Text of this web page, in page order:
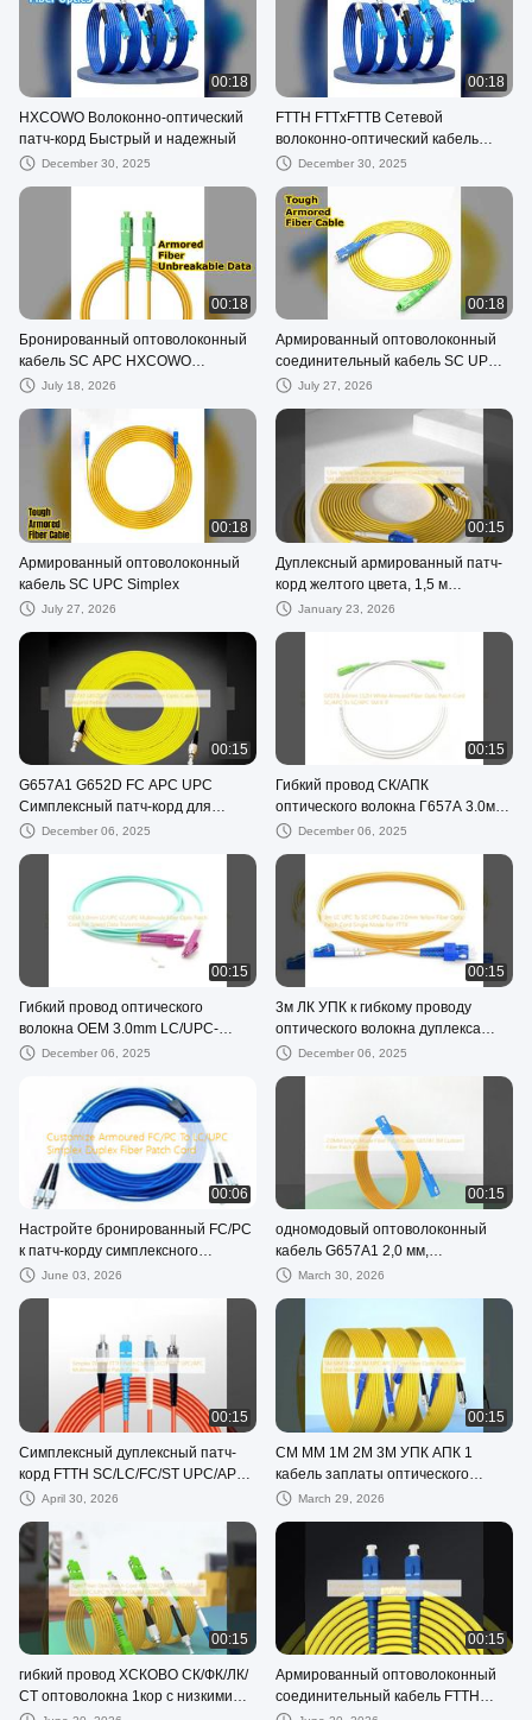
00:18
HXCOWO Волоконно-оптический
патч-корд Быстрый и надежный
December 30, 2025
00:18
FTTH FTTxFTTB Сетевой
волоконно-оптический кабель
HXCOWO Multimode Simplex ST ST
бронированный волоконно-
оптический кабель Patch 2
December 30, 2025
00:18
Бронированный оптоволоконный
кабель SC APC HXCOWO
Передача данных
July 18, 2026
00:18
Армированный оптоволоконный
соединительный кабель SC UPC
APCJuly 27, 2026
00:18
Армированный оптоволоконный
кабель SC UPC Simplex
July 27, 2026
00:15
Дуплексный армированный патч-
корд желтого цвета, 1,5 м
HXCOWO 2,0 мм SM MM 9/125
January 23, 2026
00:15
G657A1 G652D FC APC UPC
Симплексный патч-корд для
оптоволоконного кабеля Wiegand
December 06, 2025
00:15
Гибкий провод СК/АПК
оптического волокна Г657А 3.0мм
ЛСЗХ белый Бронированный к СК/
December 06, 2025
00:15
Гибкий провод оптического
волокна OEM 3.0mm LC/UPC-
LC/UPC многорежимный для
December 06, 2025
00:15
3м ЛК УПК к гибкому проводу
оптического волокна дуплекса
2.0мм СК УПК желтому
December 06, 2025
00:06
Настройте бронированный FC/PC
к патч-корду симплексного
дуплексного волокна LC/UPC
June 03, 2026
00:15
одномодовый оптоволоконный
кабель G657A1 2,0 мм,
оптоволоконные патч-кабели 3M,
March 30, 2026
00:15
Симплексный дуплексный патч-
корд FTTH SC/LC/FC/ST UPC/APC
Многомодовый оптоволоконный
April 30, 2026
00:15
СМ ММ 1М 2М 3М УПК АПК 1
кабель заплаты оптического
волокна ядра для сети Вифи
March 29, 2026
00:15
гибкий провод ХСКОВО СК/ФК/ЛК/
СТ оптоволокна 1кор с низкими
00:15
Армированный оптоволоконный
соединительный кабель FTTH